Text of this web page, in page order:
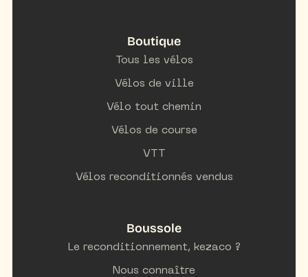
Boutique
Tous les vélos
Vélos de ville
Vélo tout chemin
Vélos de course
VTT
Vélos reconditionnés vendus
Boussole
Le reconditionnement, kezaco ?
Nous connaître